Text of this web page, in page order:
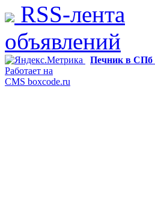
RSS-лента
объявлений
Печник в СПб
Работает на
CMS boxcode.ru